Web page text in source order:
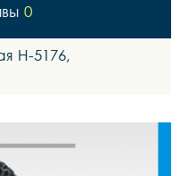
0
H-5176,